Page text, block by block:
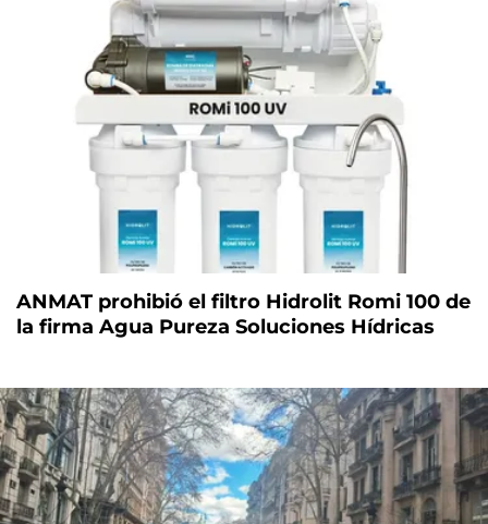
ANMAT prohibió el filtro Hidrolit Romi 100 de
la firma Agua Pureza Soluciones Hídricas